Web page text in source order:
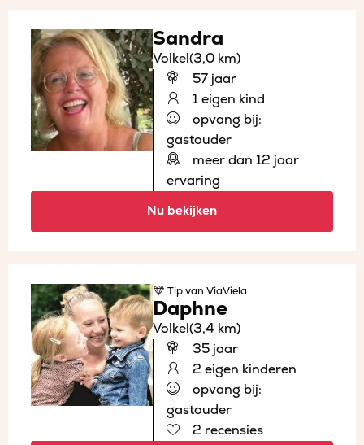
Sandra
Volkel(3,0 km)
57 jaar
1 eigen kind
opvang bij:
gastouder
meer dan 12 jaar
ervaring
Nu bekijken
Tipvan ViaViela
Daphne
Volkel(3,4 km)
35 jaar
2 eigen kinderen
opvang bij:
gastouder
2 recensies